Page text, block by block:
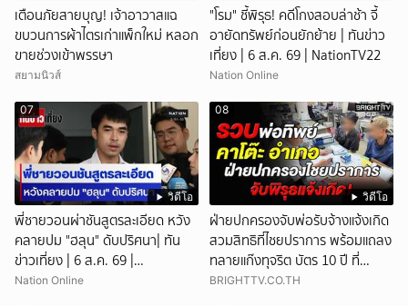
เตือนภัยสายบุญ! เจ้าอาวาสแฉ
ขบวนการผ้าไตรเก่าแพ็กใหม่ หลอก
ขายช่วงเข้าพรรษา
สยามนิวส์
"โรม" ชี้พิรุธ! คดีโกงสอบล่าช้า จี้
อายัดทรัพย์ก่อนยักย้าย | ทันข่าว
เที่ยง | 6 ส.ค. 69 | NationTV22
Nation Online
วิดีโอ
07
พี่ชายวอนผ่าชันสูตรละเอียด หวัง
คลายปม "ฮลุน" ดับปริศนา| ทัน
ข่าวเที่ยง | 6 ส.ค. 69 |
NationTV22
Nation Online
วิดีโอ
08
ฝ่ายปกครองจับพ่อรับจ้างแจ้งเกิด
สวมสิทธิที่ไชยปราการ พร้อมแถลง
ทลายแก๊งทุจริต บัตร 10 ปี ที่
แม่สอด
BRIGHTTV.CO.TH